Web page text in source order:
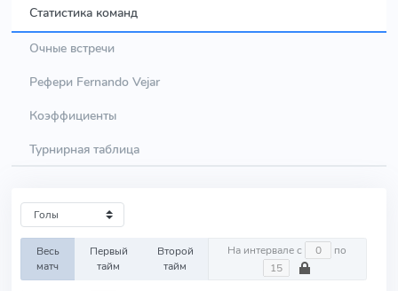
Статистика команд
Очные встречи
Рефери Fernando Vejar
Коэффициенты
Турнирная таблица
Весь
матч
Первый
тайм
Второй
тайм
На интервале с по